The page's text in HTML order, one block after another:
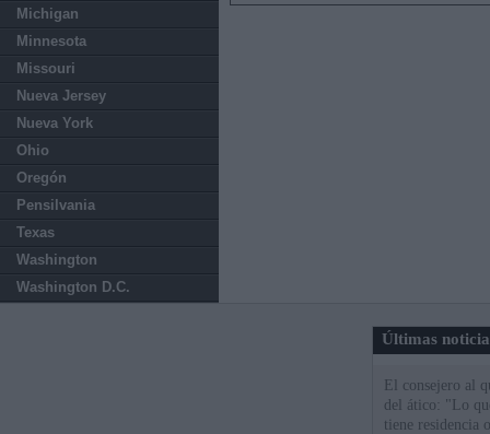
Michigan
Minnesota
Missouri
Nueva Jersey
Nueva York
Ohio
Oregón
Pensilvania
Texas
Washington
Washington D.C.
Últimas
El consejero al
del ático: "Lo
tiene residencia